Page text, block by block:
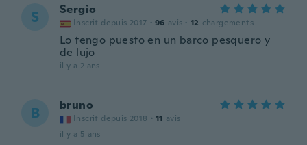
S Sergio
Inscrit depuis 2017 · 96 avis · 12 chargements
Lo tengo puesto en un barco pesquero y
de lujo
il y a 2 ans
B bruno
Inscrit depuis 2018 · 11 avis
il y a 5 ans